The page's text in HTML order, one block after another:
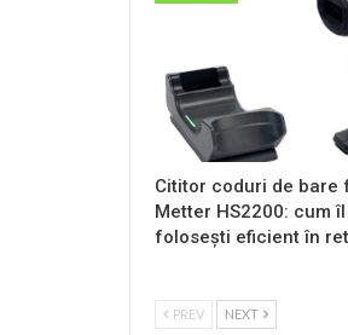
Cititor coduri de bare
Metter HS2200: cum îl
folosești eficient în
PREV NEXT